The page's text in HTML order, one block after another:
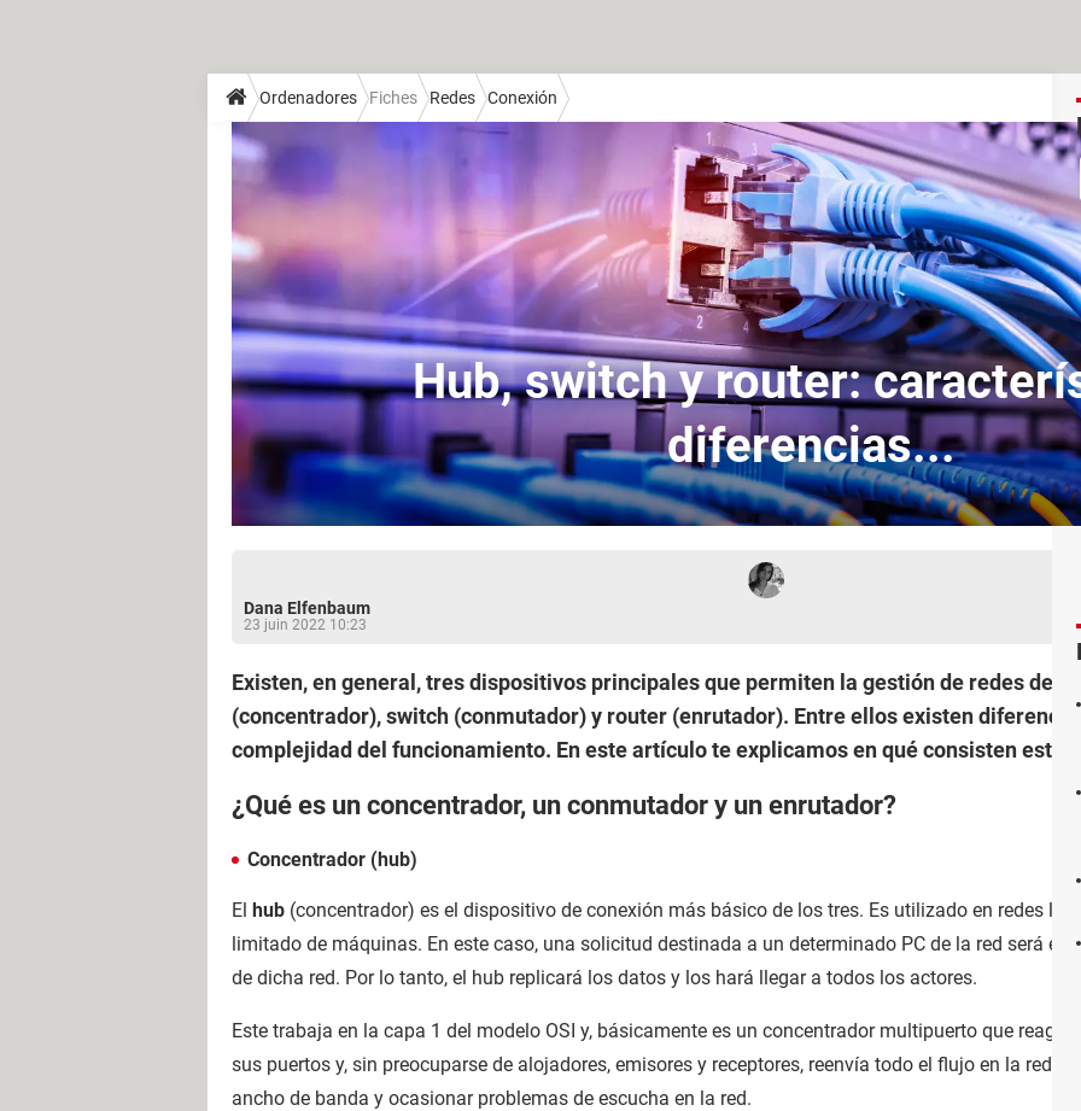
Ordenadores Fiches Redes Conexión
Hub, switch y router:
diferencias...
Dana Elfenbaum
23 juin 2022 10:23
Existen, en general, tres dispositivos principales que permiten la gestión de redes de
(concentrador), switch (conmutador) y router (enrutador). Entre ellos existen
complejidad del funcionamiento. En este artículo te explicamos en qué consisten estos
¿Qué es un concentrador, un conmutador y un enrutador?
Concentrador (hub)
El hub (concentrador) es el dispositivo de conexión más básico de los tres. Es utilizado en redes
limitado de máquinas. En este caso, una solicitud destinada a un determinado PC de la red será
de dicha red. Por lo tanto, el hub replicará los datos y los hará llegar a todos los actores.
Este trabaja en la capa 1 del modelo OSI y, básicamente es un concentrador multipuerto que
sus puertos y, sin preocuparse de alojadores, emisores y receptores, reenvía todo el flujo en la red.
ancho de banda y ocasionar problemas de escucha en la red.